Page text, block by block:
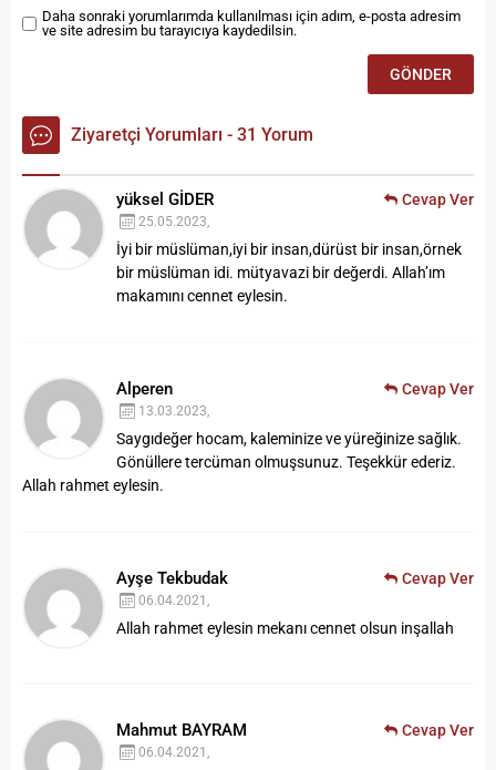
Daha sonraki yorumlarımda kullanılması için adım, e-posta adresim
ve site adresim bu tarayıcıya kaydedilsin.
Ziyaretçi Yorumları - 31 Yorum
yüksel GİDER
25.05.2023,
İyi bir müslüman,iyi bir insan,dürüst bir insan,örnek
bir müslüman idi. mütyavazi bir değerdi. Allah’ım
makamını cennet eylesin.
Cevap Ver
Alperen
13.03.2023,
Saygıdeğer hocam, kaleminize ve yüreğinize sağlık.
Gönüllere tercüman olmuşsunuz. Teşekkür ederiz.
Allah rahmet eylesin.
Cevap Ver
Ayşe Tekbudak
06.04.2021,
Allah rahmet eylesin mekanı cennet olsun inşallah
Cevap Ver
Mahmut BAYRAM
06.04.2021,
Cevap Ver